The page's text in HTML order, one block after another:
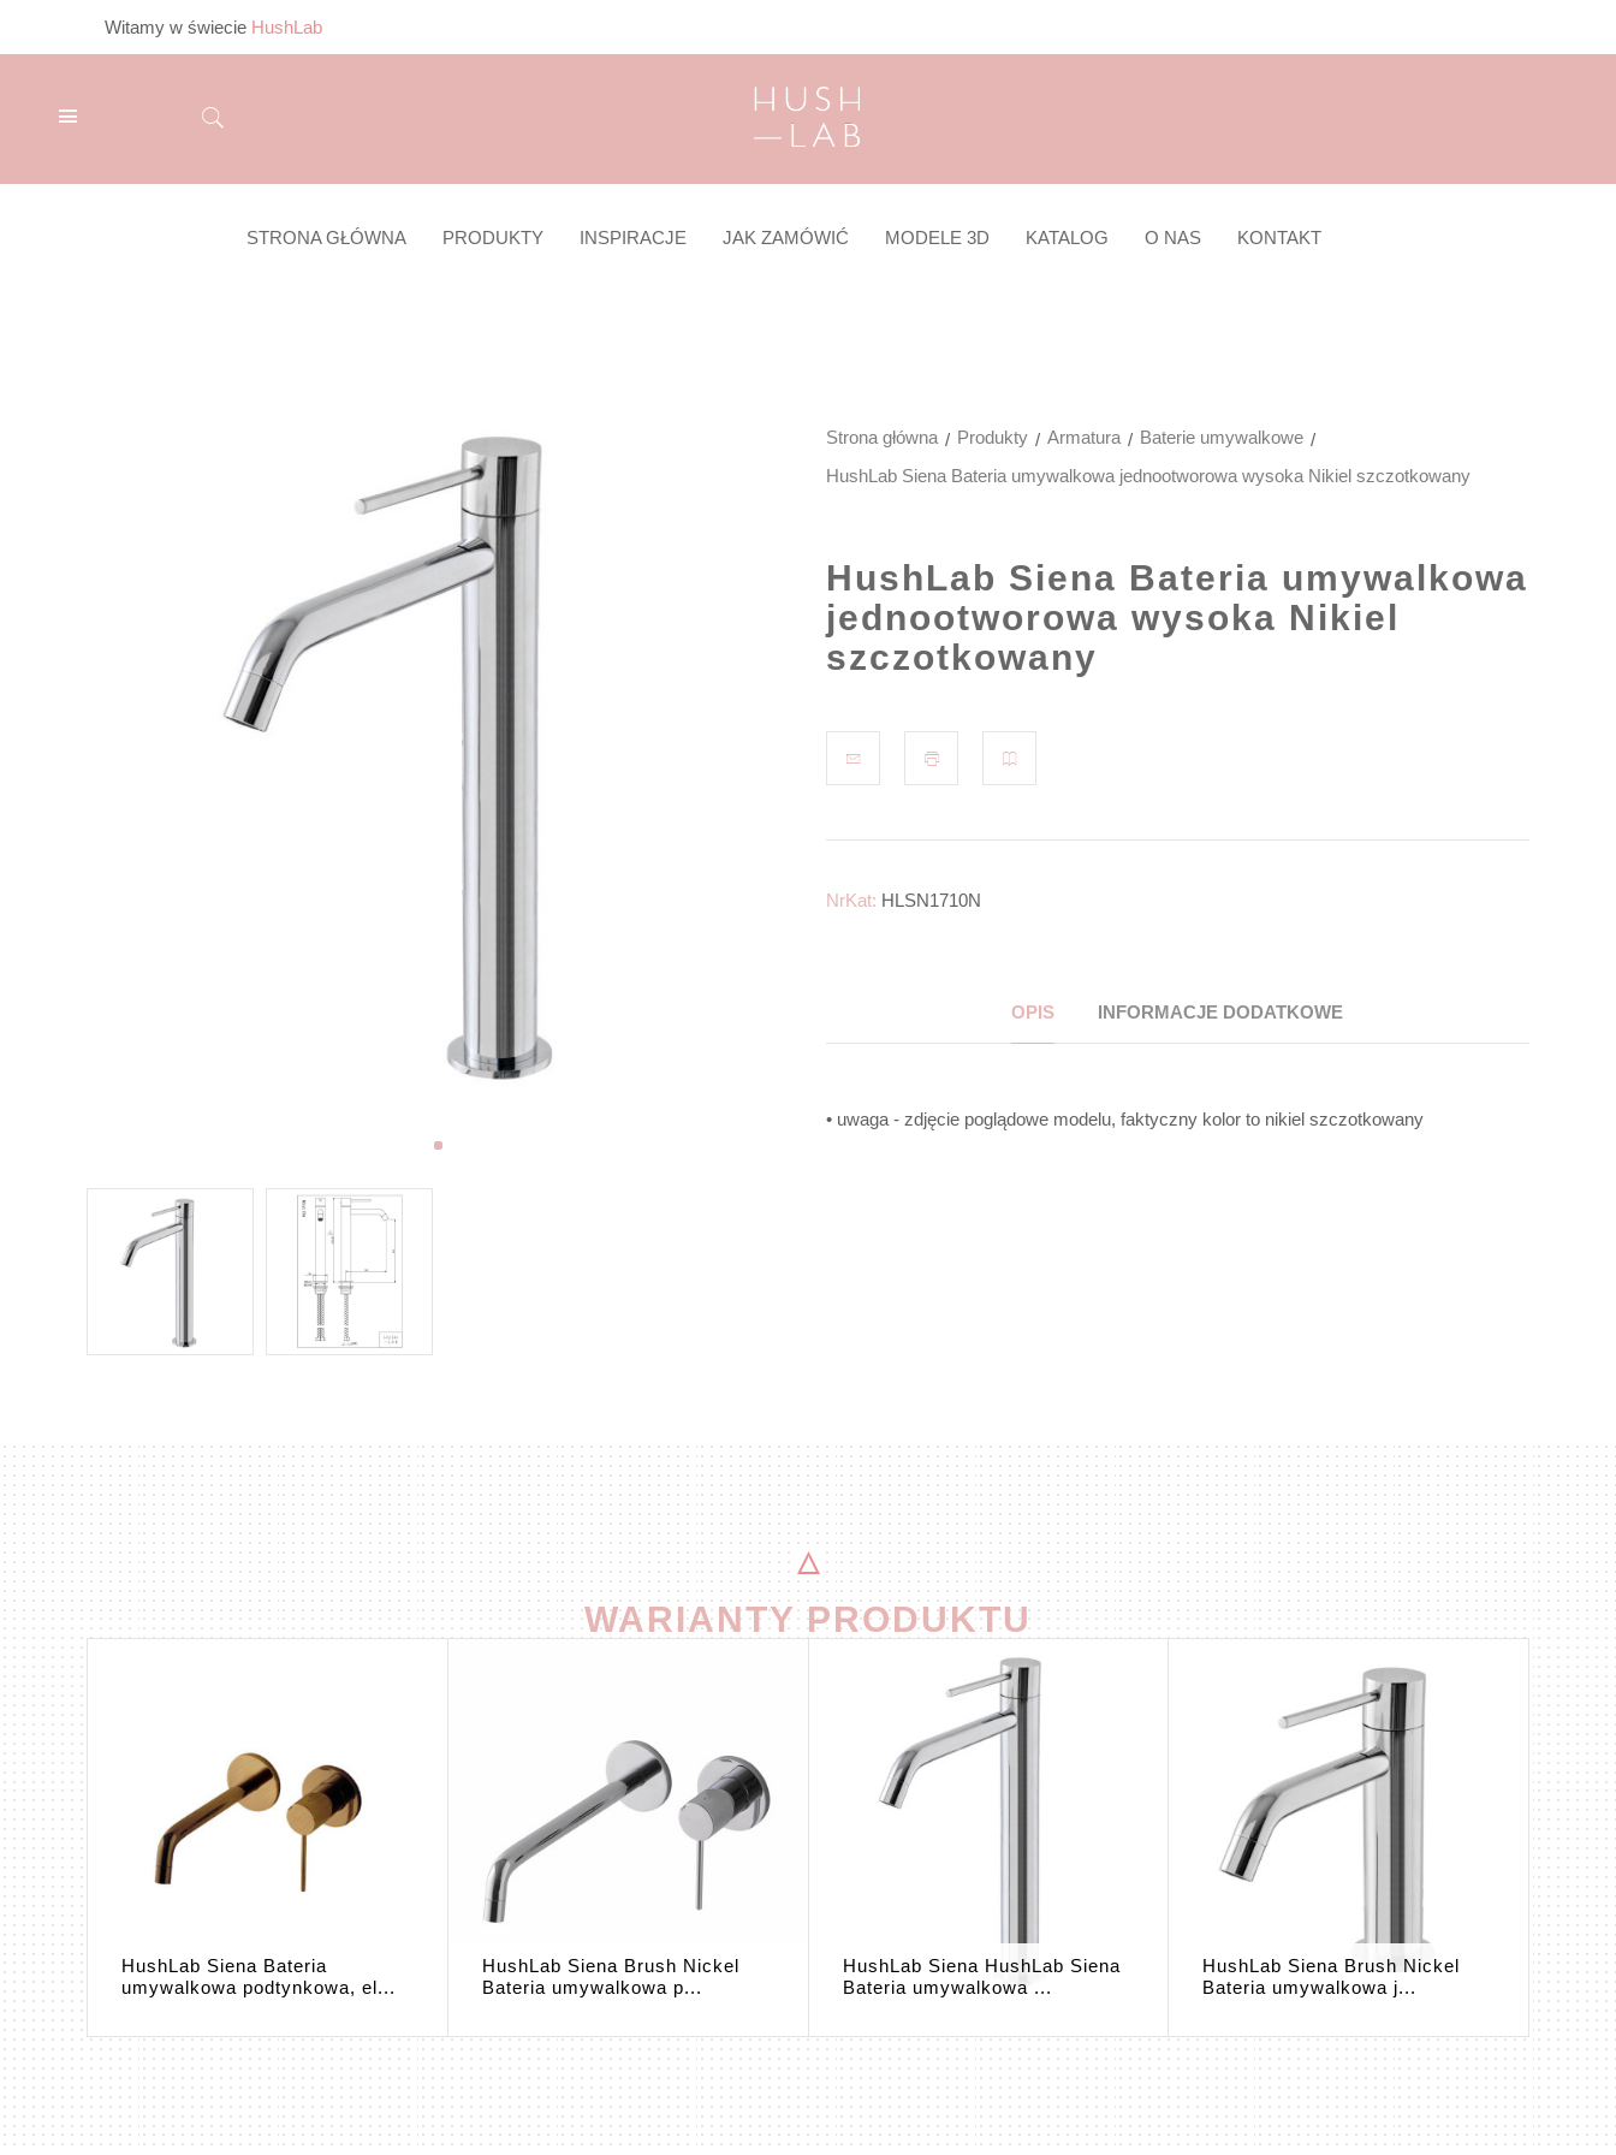
Witamy w świecie HushLab
STRONA GŁÓWNA PRODUKTY INSPIRACJE JAK ZAMÓWIĆ MODELE 3D KATALOG O NAS KONTAKT
Strona główna Produkty Armatura
Baterie umywalkowe
HushLab Siena Bateria umywalkowa jednootworowa wysoka Nikiel szczotkowany
HushLab Siena Bateria umywalkowa
jednootworowa wysoka Nikiel
szczotkowany
NrKat: HLSN1710N
OPIS INFORMACJE DODATKOWE
• uwaga - zdjęcie poglądowe modelu, faktyczny kolor to nikiel szczotkowany
WARIANTY PRODUKTU
HushLab Siena Bateria
umywalkowa podtynkowa, el...
HushLab Siena Brush Nickel
Bateria umywalkowa p...
HushLab Siena HushLab Siena
Bateria umywalkowa ...
HushLab Siena Brush Nickel
Bateria umywalkowa j...